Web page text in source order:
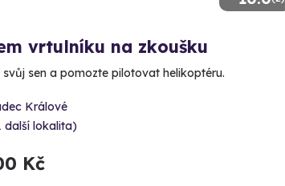
vrtulníku na zkoušku
svůj sen a pomozte pilotovat helikoptéru.
Králové
další lokalita)
Kč